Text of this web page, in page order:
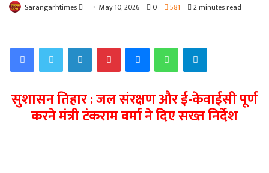
Sarangarhtimes
Send May 10, 2026 0 581 2 minutes read
FacebookTwitterLinkedInPinterestMessengerWhatsAppTelegram
सुशासन तिहार : जल संरक्षण और ई-केवाईसी पूर्ण
करने मंत्री टंकराम वर्मा ने दिए सख्तनिर्देश